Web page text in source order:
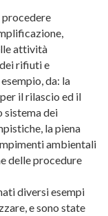
procedere
attività
rifiuti e
da: la
il rilascio ed il
sistema dei
la piena
ambientali
delle procedure
diversi esempi
e sono state